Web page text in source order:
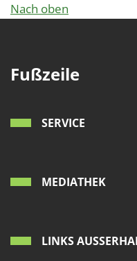
Nach oben
Fußzeile
SERVICE
MEDIATHEK
LINKS